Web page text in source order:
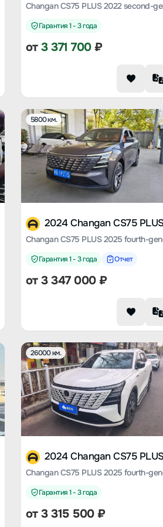
Гарантия 1 - 3 года
от3 371 700₽
5800 км.
2024 Changan CS75
Гарантия 1 - 3 года Отчет
от3 347 000₽
26000 км.
2024 Changan CS75
Гарантия 1 - 3 года
от3 315 500₽